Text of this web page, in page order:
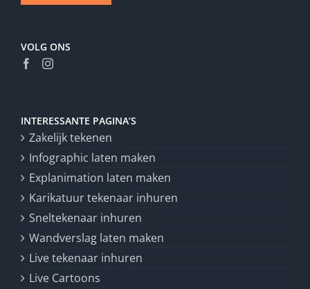
VOLG ONS
INTERESSANTE PAGINA’S
Zakelijk tekenen
Infographic laten maken
Explanimation laten maken
Karikatuur tekenaar inhuren
Sneltekenaar inhuren
Wandverslag laten maken
Live tekenaar inhuren
Live Cartoons